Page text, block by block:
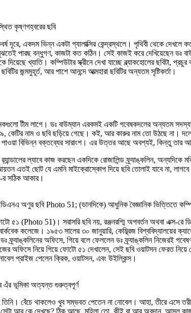
কৃষ্ণগহ্বরের ছবি
একদম ভিন্ন একটা গ্যালাক্সির কেন্দ্রস্থলে। পৃথিবী থেকে দেখলে
পারছ বন্ধুগণ, কাজটা কত কঠিন। সেই কাজই করে দেখিয়েছেন ডঃ
খ্যাতি। কম্পিউটার স্ক্রীনে দেখা যাচ্ছে ব্ল্যাকহোলের ছবিটা,
জন্মমুহূর্ত, আর পাশে আনন্দে আত্মহারা ছবিটির অন্যতম সৃষ্টিকর্তা।
টীম লাগে। ডঃ বাউম্যান এরকমই একটি গবেষকদলের অন্যতম
কেটির নাম ও ছবি ছড়িয়ে গেছে। কই, আর কারুর নাম তো উঠছে না।
বিভিন্ন বক্তব্যের সারাংশ। এর উত্তর আছে অবশ্যই, কিন্তু তার
ল্যাবে কাজ করছেন একদিকে রোজালিন্ড ফ্র্যাঙ্কলিন, অন্যদিকে
এতই ছোট যে এমনি মাইক্রোস্কোপ দিয়ে ছবি তোলাই যাবে না,
র সঠিক আকার।
ডিএনএ অণুর ছবি Photo 51; (ডানদিকে) আধুনিক বৈজ্ঞানিক ভিত্তিতে
৫১ (Photo 51)। সরাসরি ছবি নয়, রঞ্জনরশ্মি অপবর্তন অথবা এক্স-
কলেজে। ১৯৫৩ সালের ৩০ জানুয়ারি, কেম্ব্রিজ
অফিসে, গিয়ে বলে ফেললেন ডঃ ফ্র্যাঙ্কলিন নিজেরই
অফিসে নিয়ে গিয়ে ফোটো ৫১ দেখালেন, সেই ছবি ওয়াটসন ফেরত
প্রাইজ পেলেন ক্রিক, ওয়াটসন, এবং উইল্কিন্স।
এঁর ভূমিকা অত্যন্ত গুরুত্বপূর্ণ
তিনি। বেঁচে থাকলেও খুব সম্ভবত পেতেন না নোবেল। আহা, তীরে
সেটা আর কে দেখছে? ঠিক আছে, মহিলা তো, কীই বা আর অবদান, আসল